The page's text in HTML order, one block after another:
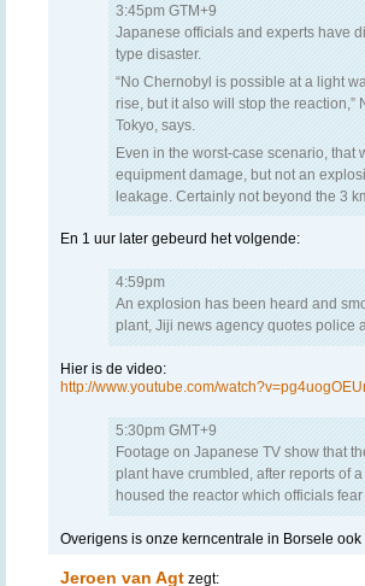
3:45pm GTM+9
Japanese officials and experts have
type disaster.
“No Chernobyl is possible at a light
rise, but it also will stop the
Tokyo, says.
Even in the worst-case scenario,
equipment damage, but not an
leakage. Certainly not beyond the 3
En 1 uur later gebeurd het volgende:
4:59pm
An explosion has been heard and
plant, Jiji news agency quotes police
Hier is de video:
http://www.youtube.com/
5:30pm GMT+9
Footage on Japanese TV show that
plant have crumbled, after reports of
housed the reactor which officials
Overigens is onze kerncentrale in Borsele
Jeroen van Agt zegt: